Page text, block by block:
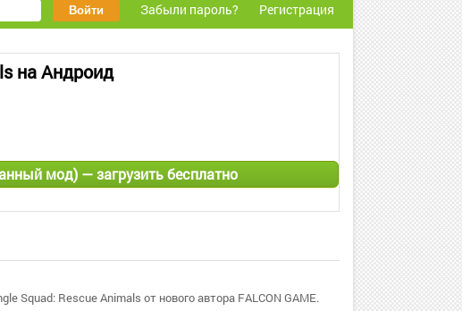
Забыли пароль? Регистрация
на Андроид
мод) — загрузить бесплатно
Squad: Rescue Animals от нового автора FALCON GAME.